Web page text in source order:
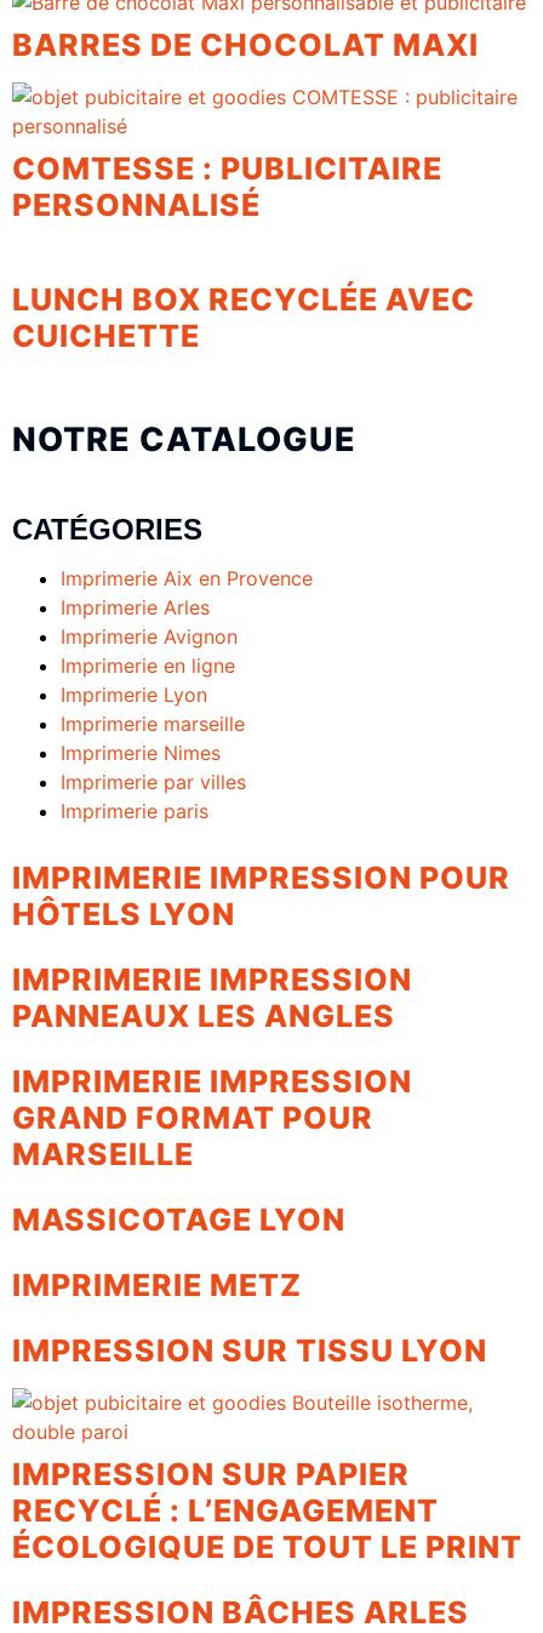
BARRES DE CHOCOLAT MAXI
COMTESSE : PUBLICITAIRE
PERSONNALISÉ
LUNCH BOX RECYCLÉE AVEC
CUICHETTE
NOTRE CATALOGUE
CATÉGORIES
Imprimerie Aix en Provence
Imprimerie Arles
Imprimerie Avignon
Imprimerie en ligne
Imprimerie Lyon
Imprimerie marseille
Imprimerie Nimes
Imprimerie par villes
Imprimerie paris
IMPRIMERIE IMPRESSION POUR
HÔTELS LYON
IMPRIMERIE IMPRESSION
PANNEAUX LES ANGLES
IMPRIMERIE IMPRESSION
GRAND FORMAT POUR
MARSEILLE
MASSICOTAGE LYON
IMPRIMERIE METZ
IMPRESSION SUR TISSU LYON
IMPRESSION SUR PAPIER
RECYCLÉ : L’ENGAGEMENT
ÉCOLOGIQUE DE TOUT LE PRINT
IMPRESSION BÂCHES ARLES